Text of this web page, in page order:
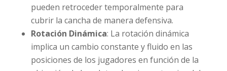
pueden retroceder temporalmente para
cubrir la cancha de manera defensiva.
Rotación Dinámica: La rotación dinámica
implica un cambio constante y fluido en las
posiciones de los jugadores en función de la